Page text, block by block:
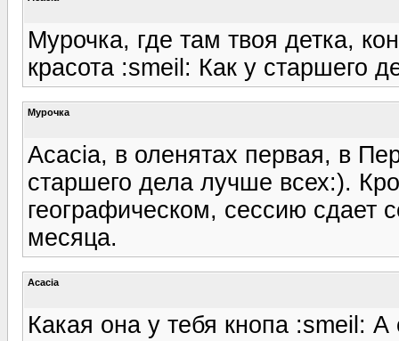
Мурочка, где там твоя детка,
красота :smeil: Как у старшего
Мурочка
Acacia, в оленятах первая, в
старшего дела лучше всех:).
географическом, сессию сдает
месяца.
Acacia
Какая она у тебя кнопа :smeil: